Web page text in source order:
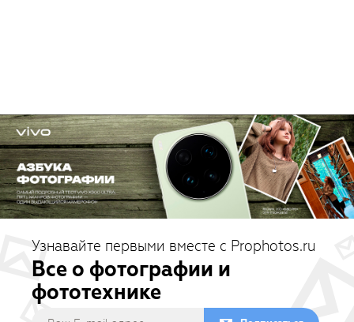
Узнавайте первыми вместе с Prophotos.ru
Все о фотографии и
фототехнике